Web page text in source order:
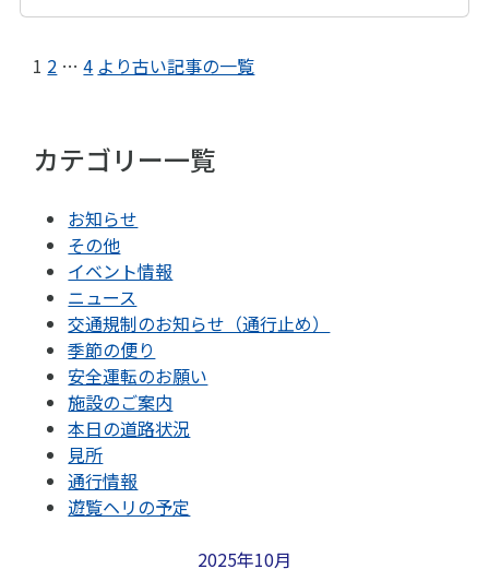
1 2 … 4 より古い記事の一覧
カテゴリー一覧
お知らせ
その他
イベント情報
ニュース
交通規制のお知らせ（通行止め）
季節の便り
安全運転のお願い
施設のご案内
本日の道路状況
見所
通行情報
遊覧ヘリの予定
2025年10月